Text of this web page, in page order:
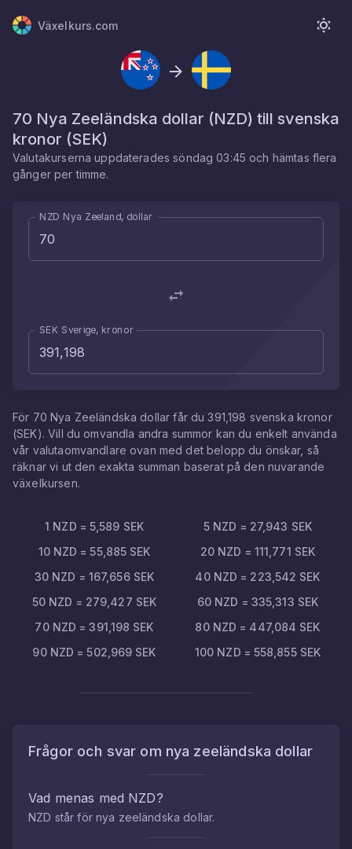
Växelkurs.com
70 Nya Zeeländska dollar (NZD) till svenska
kronor (SEK)
Valutakurserna uppdateradessöndag 03:45 och hämtas flera
gånger per timme.
NZD Nya Zeeland, dollar
SEK Sverige, kronor
För 70 Nya Zeeländska dollar får du391,198 svenska kronor
(SEK). Vill du omvandla andra summor kan du enkelt använda
vår valutaomvandlare ovan med det belopp du önskar, så
räknar vi ut den exakta summan baserat på den nuvarande
växelkursen.
1 NZD = 5,589 SEK 5 NZD = 27,943 SEK
10 NZD =55,885 SEK 20 NZD = 111,771 SEK
30 NZD = 167,656 SEK 40 NZD = 223,542 SEK
50 NZD = 279,427 SEK 60 NZD = 335,313 SEK
70 NZD =391,198 SEK 80 NZD = 447,084 SEK
90 NZD =502,969 SEK 100 NZD = 558,855 SEK
Frågor och svar om nya zeeländska dollar
Vad menas med NZD?
NZD står för nya zeeländska dollar.